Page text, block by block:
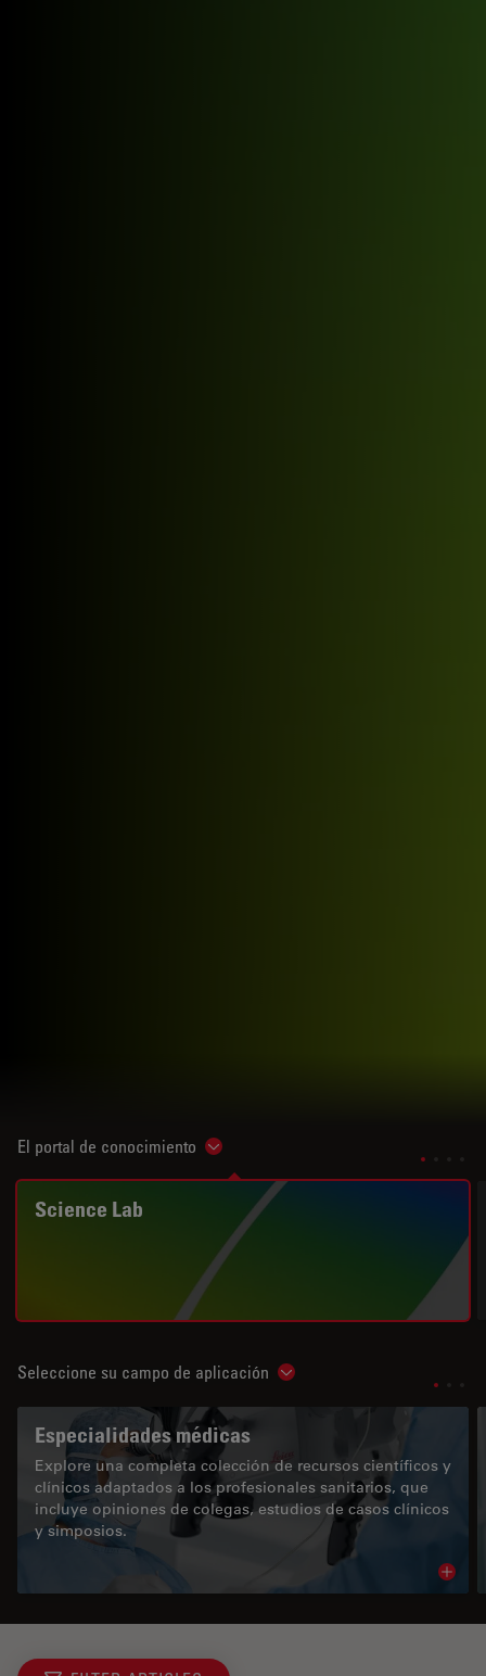
El portal de conocimiento Show subnavigation
Science Lab
Seleccione su campo de aplicación Show subnavigation
Especialidades médicas
Explore una completa colección de recursos científicos y
clínicos adaptados a los profesionales sanitarios, que
incluye opiniones de colegas, estudios de casos clínicos
y simposios.